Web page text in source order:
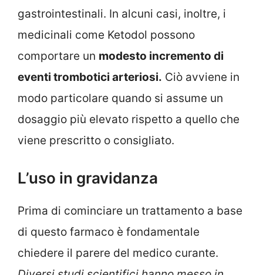
gastrointestinali. In alcuni casi, inoltre, i
medicinali come Ketodol possono
comportare un modesto incremento di
eventi trombotici arteriosi. Ciò avviene in
modo particolare quando si assume un
dosaggio più elevato rispetto a quello che
viene prescritto o consigliato.
L’uso in gravidanza
Prima di cominciare un trattamento a base
di questo farmaco è fondamentale
chiedere il parere del medico curante.